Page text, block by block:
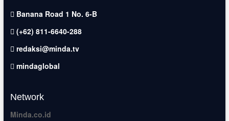
Banana Road 1 No. 6-B
(+62) 811-6640-288
redaksi@minda.tv
mindaglobal
Network
Minda.co.id